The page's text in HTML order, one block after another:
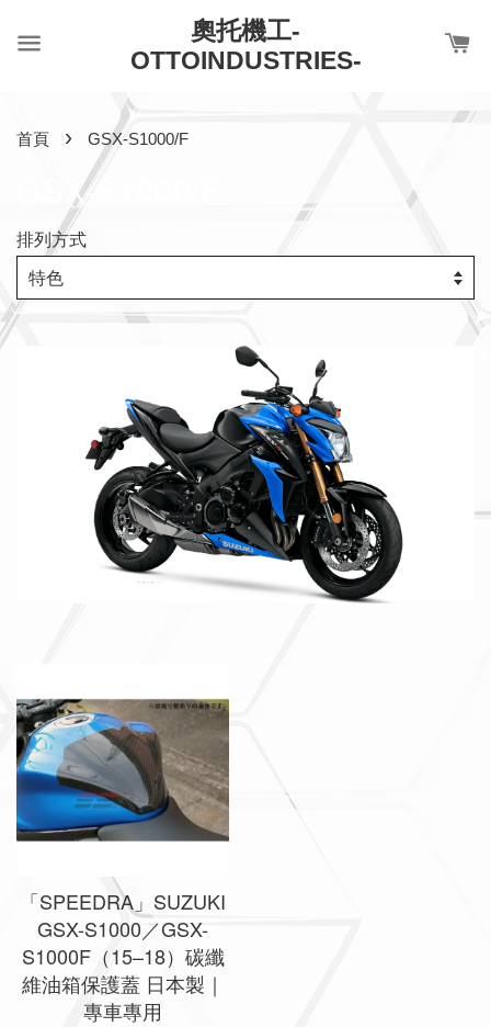
奧托機工-
OTTOINDUSTRIES-
首頁 › GSX-S1000/F
GSX-S1000/F
排列方式
「SPEEDRA」SUZUKI
GSX-S1000／GSX-
S1000F（15–18）碳纖
維油箱保護蓋 日本製｜
專車專用